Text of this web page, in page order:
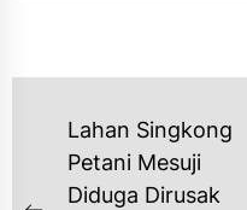
NAVIGASI
POS
Lahan Singkong
Petani Mesuji
Diduga Dirusak